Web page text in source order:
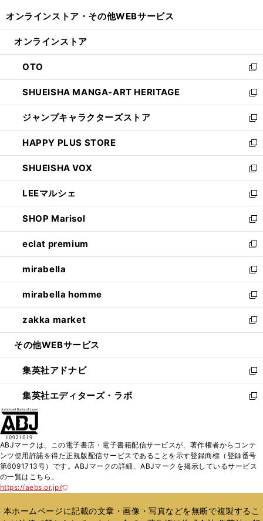
開
ン
ウ
で
開
く
ウ
ン
ド
ウ
で
開
く
オンラインストア・ その他WEBサービス
オンラインストア
OTO
新
し
い
ウ
ィ
ン
ド
ウ
で
開
く
SHUEISHA MANGA-ART HERITAGE
新
し
い
ウ
ィ
ン
ド
ウ
で
開
く
ジャンプキャラクターズストア
新
し
い
ウ
ィ
ン
ド
ウ
で
開
く
HAPPY PLUS STORE
新
し
い
ウ
ィ
ン
ド
ウ
で
開
く
SHUEISHA VOX
新
し
い
ウ
ィ
ン
ド
ウ
で
開
く
LEEマルシェ
新
し
い
ウ
ィ
ン
ド
ウ
で
開
く
SHOP Marisol
新
し
い
ウ
ィ
ン
ド
ウ
で
開
eclat premium
新
し
い
ウ
ィ
ン
ド
ウ
開
く
mirabella
新
し
い
ウ
ィ
ン
ウ
で
開
く
mirabella homme
新
し
い
ウ
ン
ド
ウ
で
zakka market
新
し
ウ
ィ
ン
ド
く
その他WEBサービス
集英社アドナビ
新
し
い
ド
ウ
で
集英社エディターズ・ラボ
新
ィ
ン
ド
開
ABJマークは、この電子書店・電子書籍配信サービスが、著作権者からコンテ
ンツ使用許諾を得た正規版配信サービスであることを示す登録商標（登録番号
第6091713号）です。ABJマークの詳細、ABJマークを掲示しているサービス
の一覧はこちら。
https://aebs.or.jp/
新
い
ウ
本ホームページに記載の文章・画像・写真などを無断で複製するこ